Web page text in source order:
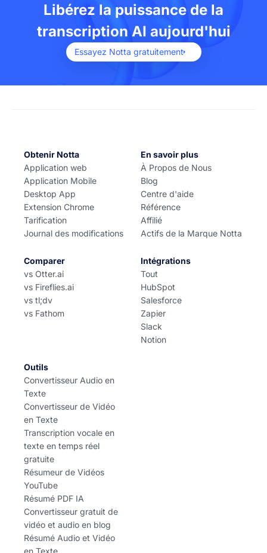
commencer un enregistrement en temps réel, soit
télécharger des fichiers audio et vidéo. Notta est
disponible en téléchargement gratuit sur l'App Store
d'Apple et sur Google Play.
Libérez la puissance de la
transcription AI aujourd'hui
Essayez Notta gratuitement
Obtenir Notta
Application web
Application Mobile
Desktop App
Extension Chrome
Tarification
Journal des modifications
En savoir plus
À Propos de Nous
Blog
Centre d'aide
Référence
Affilié
Actifs de la Marque Notta
Comparer
vs Otter.ai
vs Fireflies.ai
vs tl;dv
vs Fathom
Intégrations
Tout
HubSpot
Salesforce
Zapier
Slack
Notion
Outils
Convertisseur Audio en
Texte
Convertisseur de Vidéo
en Texte
Transcription vocale en
texte en temps réel
gratuite
Résumeur de Vidéos
YouTube
Résumé PDF IA
Convertisseur gratuit de
vidéo et audio en blog
Résumé Audio et Vidéo
en Texte